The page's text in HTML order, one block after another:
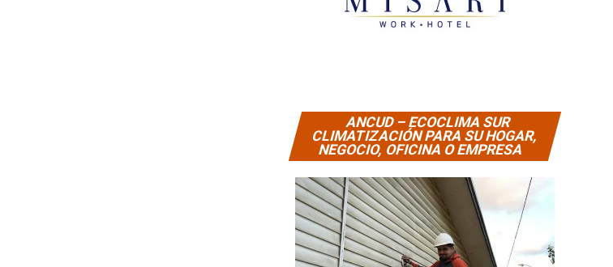
ANCUD – ECOCLIMA SUR
CLIMATIZACIÓN PARA SU HOGAR,
NEGOCIO, OFICINA O EMPRESA